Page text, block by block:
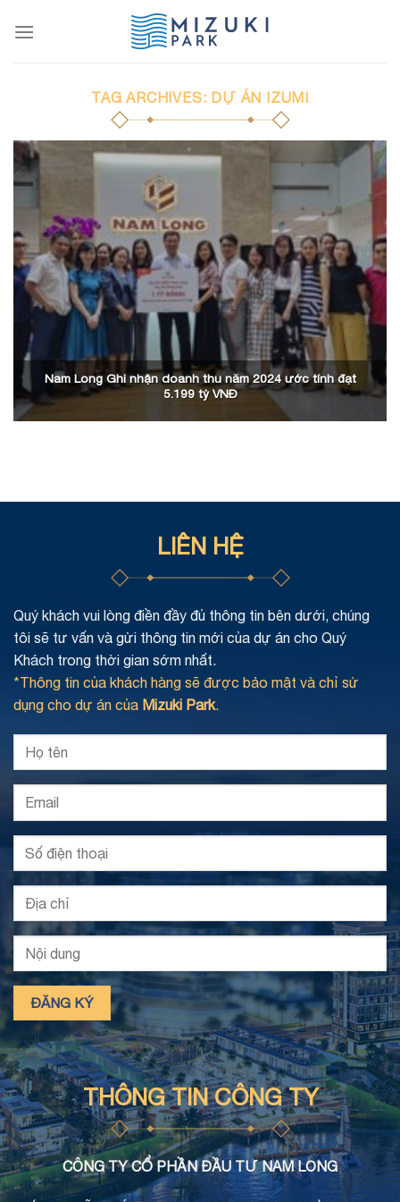
TAG ARCHIVES: DỰ ÁN IZUMI
Nam Long Ghi nhận doanh thu năm 2024 ước tính đạt
5.199 tỷ VNĐ
LIÊN HỆ
Quý khách vui lòng điền đầy đủ thông tin bên dưới, chúng
tôi sẽ tư vấn và gửi thông tin mới của dự án cho Quý
Khách trong thời gian sớm nhất.
*Thông tin của khách hàng sẽ được bảo mật và chỉ sử
dụng cho dự án của Mizuki Park.
THÔNG TIN CÔNG TY
CÔNG TY CỔ PHẦN ĐẦU TƯ NAM LONG